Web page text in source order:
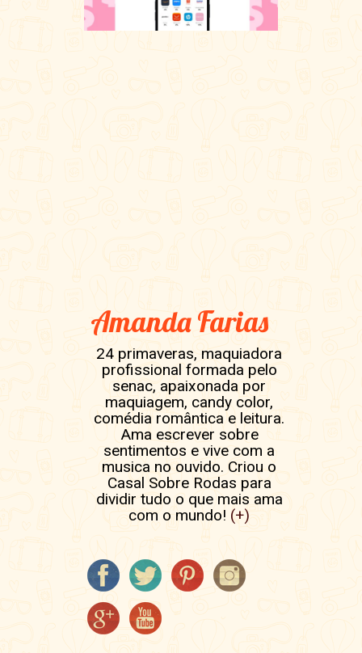
Amanda Farias
24 primaveras, maquiadora
profissional formada pelo
senac, apaixonada por
maquiagem, candy color,
comédia romântica e leitura.
Ama escrever sobre
sentimentos e vive com a
musica no ouvido. Criou o
Casal Sobre Rodas para
dividir tudo o que mais ama
com o mundo! (+)